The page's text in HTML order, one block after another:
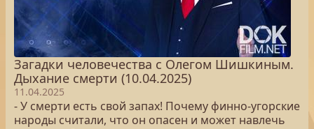
Загадки человечества с Олегом Шишкиным.
Дыхание смерти (10.04.2025)
11.04.2025
- У смерти есть свой запах! Почему финно-угорские
народы считали, что он опасен и может навлечь